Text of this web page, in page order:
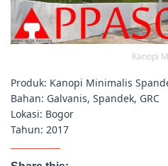
Kanopi
Produk: Kanopi Minimalis
Bahan: Galvanis, Spandek, GRC
Lokasi: Bogor
Tahun: 2017